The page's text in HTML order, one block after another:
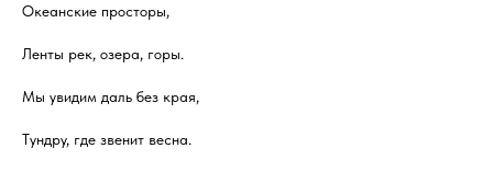
Океанские просторы,
Ленты рек, озера, горы.
Мы увидим даль без края,
Тундру, где звенит весна.